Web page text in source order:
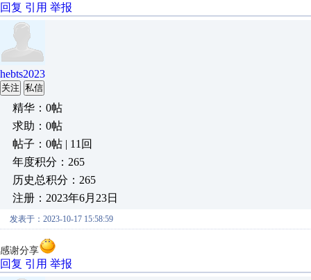
回复 引用 举报
hebts2023
关注 私信
精华：0帖
求助：0帖
帖子：0帖 | 11回
年度积分：265
历史总积分：265
注册：2023年6月23日
发表于：2023-10-17 15:58:59
感谢分享
回复 引用 举报